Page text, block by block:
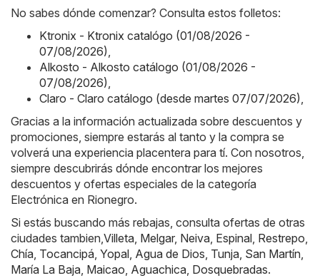
No sabes dónde comenzar? Consulta estos folletos:
Ktronix - Ktronix catalógo (01/08/2026 -
07/08/2026),
Alkosto - Alkosto catálogo (01/08/2026 -
07/08/2026),
Claro - Claro catálogo (desde martes 07/07/2026),
Gracias a la información actualizada sobre descuentos y
promociones, siempre estarás al tanto y la compra se
volverá una experiencia placentera para tí. Con nosotros,
siempre descubrirás dónde encontrar los mejores
descuentos y ofertas especiales de la categoría
Electrónica en Rionegro.
Si estás buscando más rebajas, consulta ofertas de otras
ciudades tambien,Villeta, Melgar, Neiva, Espinal, Restrepo,
Chía, Tocancipá, Yopal, Agua de Dios, Tunja, San Martín,
María La Baja, Maicao, Aguachica, Dosquebradas.